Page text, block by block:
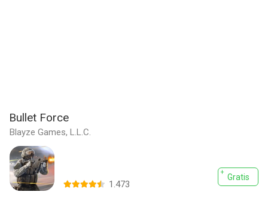
Bullet Force
Blayze Games, L.L.C.
Gratis
1.473